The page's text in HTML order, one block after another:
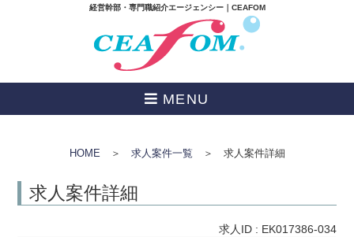
経営幹部・専門職紹介エージェンシー｜CEAFOM
MENU
HOME ＞ 求人案件一覧 ＞ 求人案件詳細
求人案件詳細
求人ID : EK017386-034